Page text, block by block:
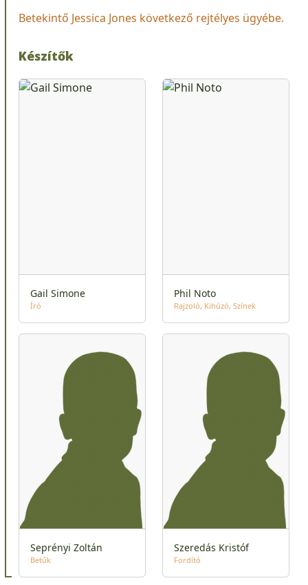
Betekintő Jessica Jones következő rejtélyes ügyébe.
Készítők
Gail Simone
Író
Phil Noto
Rajzoló Kihúzó Színek
Seprényi Zoltán
Betűk
Szeredás Kristóf
Fordító